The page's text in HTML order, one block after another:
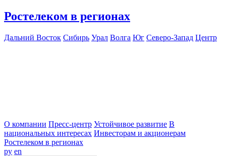
Ростелеком в регионах
Дальний Восток Сибирь Урал Волга Юг Северо-Запад Центр
О компании Пресс-центр Устойчивое развитие В
национальных интересах Инвесторам и акционерам
Ростелеком в регионах
ру en